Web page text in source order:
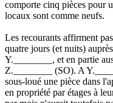
comporte cinq pièces pour
locaux sont comme neufs.
Les recourants affirment
quatre jours (et nuits)
Y.________, et en partie
Z.________ (SO). A
sous-loué une pièce dans
en propriété par étages à